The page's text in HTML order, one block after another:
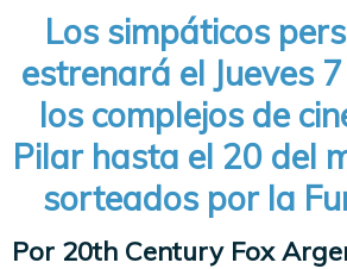
Los simpáticos
estrenará el Jueves
los complejos de
Pilar hasta el 20 del
sorteados por la
Por 20th Century Fox